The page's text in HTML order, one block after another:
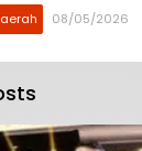
08/05/2026